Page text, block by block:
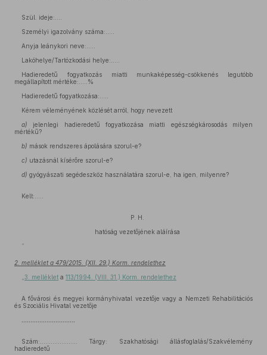
Szül. ideje:....
Személyi igazolvány száma:.....
Anyja leánykori neve:.....
Lakóhelye/Tartózkodási helye:.....
Hadieredetű fogyatkozás miatti munkaképesség-csökkenés legutóbb
megállapított mértéke:.....%
Hadieredetű fogyatkozása:.....
Kérem véleményének közlését arról, hogy nevezett
a) jelenlegi hadieredetű fogyatkozása miatti egészségkárosodás milyen
mértékű?
b) mások rendszeres ápolására szorul-e?
c) utazásnál kísérőre szorul-e?
d) gyógyászati segédeszköz használatára szorul-e, ha igen, milyenre?
Kelt:.....
P. H.
hatóság vezetőjének aláírása
”
2. melléklet a 479/2015. (XII. 29.) Korm. rendelethez
3. melléklet a 113/1994. (VIII. 31.) Korm. rendelethez
A fővárosi és megyei kormányhivatal vezetője vagy a Nemzeti Rehabilitációs
és Szociális Hivatal vezetője
Szám:………………… Tárgy: Szakhatósági állásfoglalás/Szakvélemény
hadieredetű